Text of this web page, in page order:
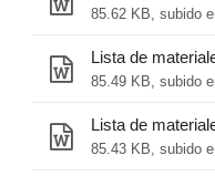
85.62 KB, subido
Lista de
85.49 KB, subido
Lista de
85.43 KB, subido